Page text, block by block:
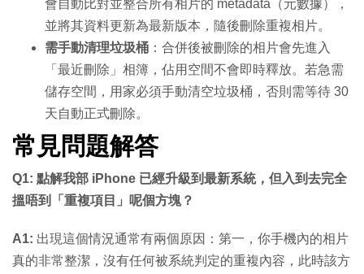
會自動比對並整合所有相片的 metadata（元數據），
並將其資料更新為最新版本，隨後刪除重複相片。
需手動清理垃圾桶 ：合併後被刪除的相片會先進入
「最近刪除」相簿，佔用空間不會即時釋放。若急需
儲存空間，用家必須手動清空垃圾桶，否則需等待 30
天自動正式刪除。
常見問題解答
Q1: 點解我部 iPhone 已經升級到最新系統，但入到去完全
搵唔到「重複項目」呢個方塊？
A1: 出現這個情況通常有兩個原因：第一，你手機內的相片
真的非常整潔，沒有任何被系統判定的重複內容，此時該方